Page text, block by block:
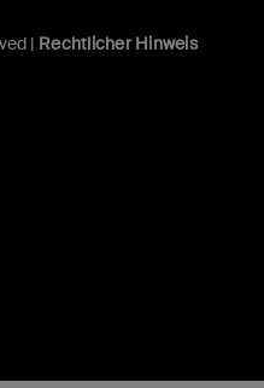
| Rechtlicher Hinweis